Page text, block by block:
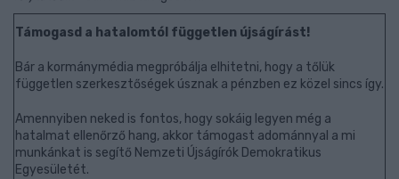
Támogasd a hatalomtól független újságírást!
Bár a kormánymédia megpróbálja elhitetni, hogy a tőlük
független szerkesztőségek úsznak a pénzben ez közel sincs így.
Amennyiben neked is fontos, hogy sokáig legyen még a
hatalmat ellenőrző hang, akkor támogast adománnyal a mi
munkánkat is segítő Nemzeti Újságírók Demokratikus
Egyesületét.